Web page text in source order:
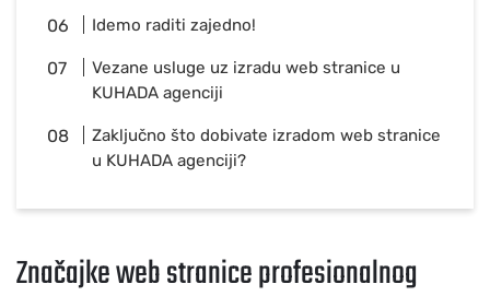
Idemo raditi zajedno!
Vezane usluge uz izradu web stranice u
KUHADA agenciji
Zaključno što dobivate izradom web stranice
u KUHADA agenciji?
Značajke web stranice profesionalnog